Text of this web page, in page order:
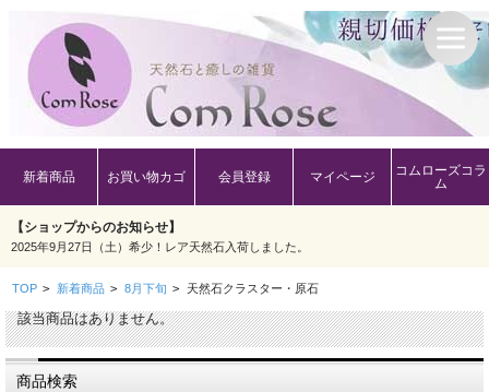
新着商品 お買い物カゴ 会員登録 マイページ
コムローズコラ
ム
【ショップからのお知らせ】
2025年9月27日（土）希少！レア天然石入荷しました。
TOP > 新着商品 > 8月下旬 > 天然石クラスター・原石
該当商品はありません。
商品検索